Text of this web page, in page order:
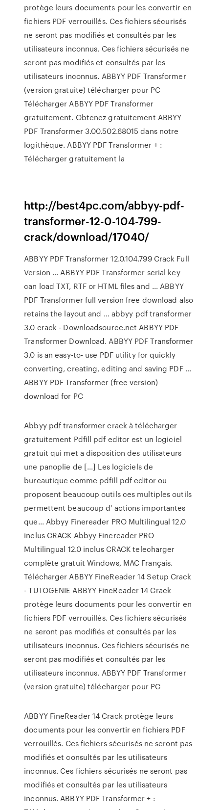
protège leurs documents pour les convertir en
fichiers PDF verrouillés. Ces fichiers sécurisés
ne seront pas modifiés et consultés par les
utilisateurs inconnus. Ces fichiers sécurisés ne
seront pas modifiés et consultés par les
utilisateurs inconnus. ABBYY PDF Transformer
(version gratuite) télécharger pour PC
Télécharger ABBYY PDF Transformer
gratuitement. Obtenez gratuitement ABBYY
PDF Transformer 3.00.502.68015 dans notre
logithèque. ABBYY PDF Transformer + :
Télécharger gratuitement la
http://best4pc.com/abbyy-pdf-
transformer-12-0-104-799-
crack/download/17040/
ABBYY PDF Transformer 12.0.104.799 Crack Full
Version ... ABBYY PDF Transformer serial key
can load TXT, RTF or HTML files and ... ABBYY
PDF Transformer full version free download also
retains the layout and ... abbyy pdf transformer
3.0 crack - Downloadsource.net ABBYY PDF
Transformer Download. ABBYY PDF Transformer
3.0 is an easy-to- use PDF utility for quickly
converting, creating, editing and saving PDF ...
ABBYY PDF Transformer (free version)
download for PC
Abbyy pdf transformer crack à télécharger
gratuitement Pdfill pdf editor est un logiciel
gratuit qui met a disposition des utilisateurs
une panoplie de [...] Les logiciels de
bureautique comme pdfill pdf editor ou
proposent beaucoup outils ces multiples outils
permettent beaucoup d' actions importantes
que... Abbyy Finereader PRO Multilingual 12.0
inclus CRACK Abbyy Finereader PRO
Multilingual 12.0 inclus CRACK telecharger
complète gratuit Windows, MAC Français.
Télécharger ABBYY FineReader 14 Setup Crack
- TUTOGENIE ABBYY FineReader 14 Crack
protège leurs documents pour les convertir en
fichiers PDF verrouillés. Ces fichiers sécurisés
ne seront pas modifiés et consultés par les
utilisateurs inconnus. Ces fichiers sécurisés ne
seront pas modifiés et consultés par les
utilisateurs inconnus. ABBYY PDF Transformer
(version gratuite) télécharger pour PC
ABBYY FineReader 14 Crack protège leurs
documents pour les convertir en fichiers PDF
verrouillés. Ces fichiers sécurisés ne seront pas
modifiés et consultés par les utilisateurs
inconnus. Ces fichiers sécurisés ne seront pas
modifiés et consultés par les utilisateurs
inconnus. ABBYY PDF Transformer + :